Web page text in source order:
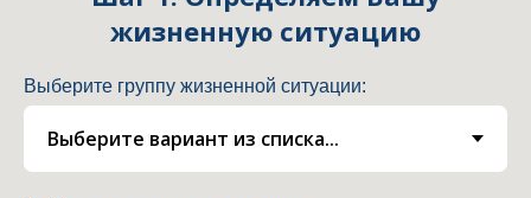
жизненную ситуацию
Выберите группу жизненной ситуации: